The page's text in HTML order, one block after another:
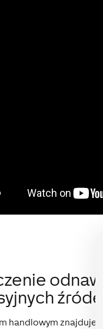
handlowym znajduje